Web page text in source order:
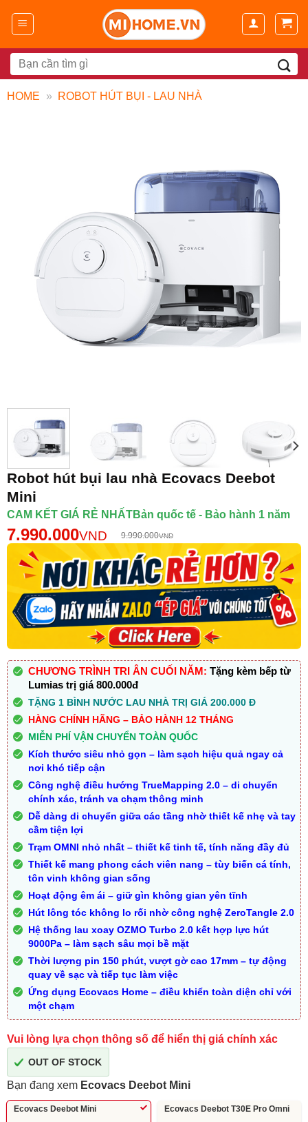
đến
dungSearch
for:
HOME » ROBOT HÚT BỤI - LAU NHÀ
Robot hút bụi lau nhà Ecovacs Deebot
Mini
CAM KẾT GIÁ RẺ NHẤTBản quốc tế - Bảo hành 1 năm
7.990.000VND 9.990.000VND
CHƯƠNG TRÌNH TRI ÂN CUỐI NĂM: Tặng kèm bếp từ
Lumias trị giá 800.000đ
TẶNG 1 BÌNH NƯỚC LAU NHÀ TRỊ GIÁ 200.000 Đ
HÀNG CHÍNH HÃNG – BẢO HÀNH 12 THÁNG
MIỄN PHÍ VẬN CHUYỂN TOÀN QUỐC
Kích thước siêu nhỏ gọn – làm sạch hiệu quả ngay cả
nơi khó tiếp cận
Công nghệ điều hướng TrueMapping 2.0 – di chuyển
chính xác, tránh va chạm thông minh
Dễ dàng di chuyển giữa các tầng nhờ thiết kế nhẹ và tay
cầm tiện lợi
Trạm OMNI nhỏ nhất – thiết kế tinh tế, tính năng đầy đủ
Thiết kế mang phong cách viên nang – tùy biến cá tính,
tôn vinh không gian sống
Hoạt động êm ái – giữ gìn không gian yên tĩnh
Hút lông tóc không lo rối nhờ công nghệ ZeroTangle 2.0
Hệ thống lau xoay OZMO Turbo 2.0 kết hợp lực hút
9000Pa – làm sạch sâu mọi bề mặt
Thời lượng pin 150 phút, vượt gờ cao 17mm – tự động
quay về sạc và tiếp tục làm việc
Ứng dụng Ecovacs Home – điều khiển toàn diện chỉ với
một chạm
Vui lòng lựa chọn thông số để hiển thị giá chính xác
OUT OF STOCK
Bạn đang xem Ecovacs Deebot Mini
Ecovacs Deebot Mini
Ecovacs Deebot T30E Pro Omni